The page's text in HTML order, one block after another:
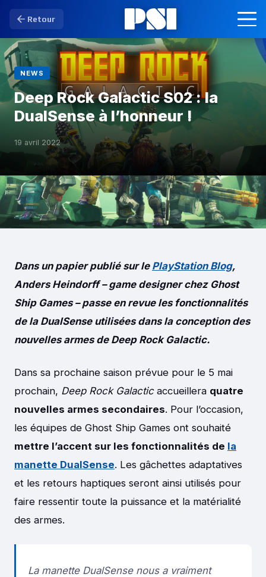
Retour
NEWS
Deep Rock Galactic S02 : la
DualSense à l’honneur !
19 avril 2022
Dans un papier publié sur le PlayStation Blog,
Anders Heindorff – game designer chez Ghost
Ship Games – passe en revue les fonctionnalités
de la DualSense utilisées dans la conception des
nouvelles armes de Deep Rock Galactic.
Dans sa prochaine saison prévue pour le 5 mai
prochain, Deep Rock Galacticaccueillera quatre
nouvelles armes secondaires. Pour l’occasion,
les équipes de Ghost Ship Games ont souhaité
mettre l’accent sur les fonctionnalités de la
manette DualSense. Les gâchettes adaptatives
et les retours haptiques seront ainsi utilisés pour
faire ressentir toute la puissance et la matérialité
des armes.
La manette DualSense nous a vraiment